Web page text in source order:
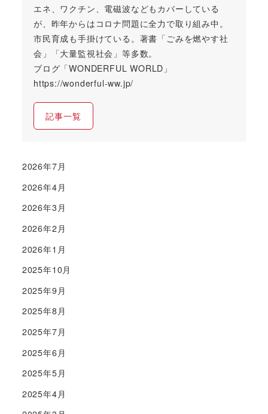
エネ、ワクチン、電磁波などもカバーしている
が、昨年からはコロナ問題に全力で取り組み中。
市民育成も手掛けている。著書「ごみを燃やす社
会」「大量監視社会」等多数。
ブログ「WONDERFUL WORLD」
https://wonderful-ww.jp/
記事一覧
2026年7月
2026年4月
2026年3月
2026年2月
2026年1月
2025年10月
2025年9月
2025年8月
2025年7月
2025年6月
2025年5月
2025年4月